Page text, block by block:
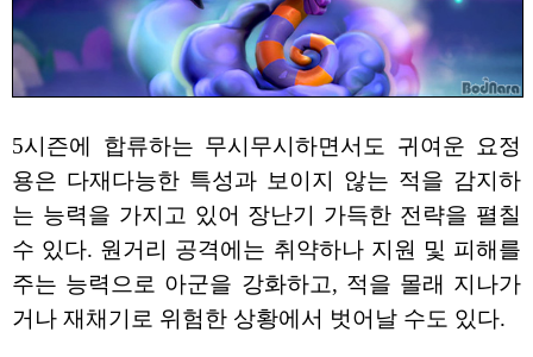
5시즌에 합류하는 무시무시하면서도 귀여운 요정
용은 다재다능한 특성과 보이지 않는 적을 감지하
는 능력을 가지고 있어 장난기 가득한 전략을 펼칠
수 있다. 원거리 공격에는 취약하나 지원 및 피해를
주는 능력으로 아군을 강화하고, 적을 몰래 지나가
거나 재채기로 위험한 상황에서 벗어날 수도 있다.